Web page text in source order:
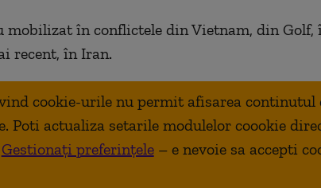
mobilizat în conflictele din Vietnam, din Golf,
recent, în Iran.
cookie-urile nu permit afisarea continutul
Poti actualiza setarile modulelor coookie
Gestionați preferințele – e nevoie sa accepti